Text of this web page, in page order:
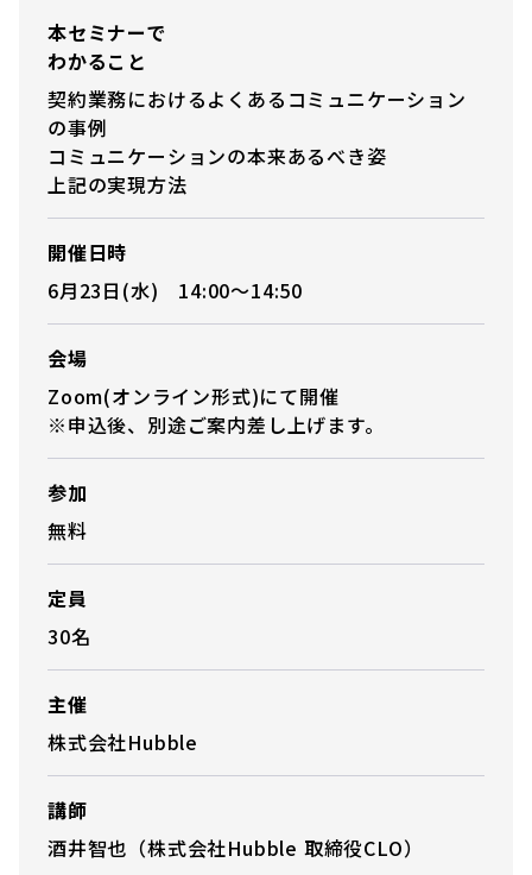
本セミナーで
わかること
契約業務におけるよくあるコミュニケーション
の事例
コミュニケーションの本来あるべき姿
上記の実現方法
開催日時
6月23日(水) 14:00〜14:50
会場
Zoom(オンライン形式)にて開催
※申込後、別途ご案内差し上げます。
参加
無料
定員
30名
主催
株式会社Hubble
講師
酒井智也（株式会社Hubble 取締役CLO）